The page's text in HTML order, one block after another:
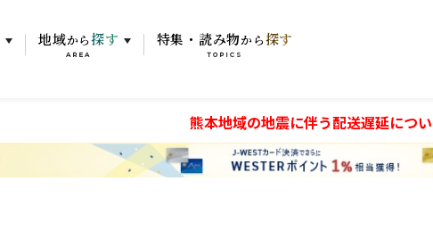
地域から 探す
AREA
特集・読み物から 探す
TOPICS
熊本地域の地震に伴う配送遅延につ